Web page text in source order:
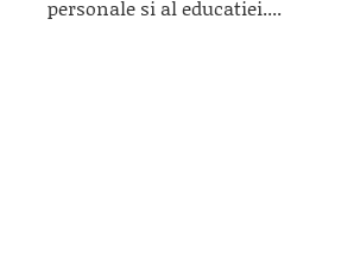
personale si al educatiei....